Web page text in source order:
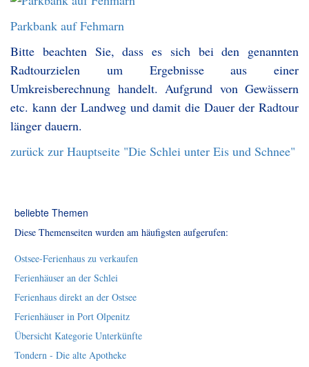
Parkbank auf Fehmarn
Bitte beachten Sie, dass es sich bei den genannten
Radtourzielen um Ergebnisse aus einer
Umkreisberechnung handelt. Aufgrund von Gewässern
etc. kann der Landweg und damit die Dauer der Radtour
länger dauern.
zurück zur Hauptseite "Die Schlei unter Eis und Schnee"
beliebte Themen
Diese Themenseiten wurden am häufigsten aufgerufen:
Ostsee-Ferienhaus zu verkaufen
Ferienhäuser an der Schlei
Ferienhaus direkt an der Ostsee
Ferienhäuser in Port Olpenitz
Übersicht Kategorie Unterkünfte
Tondern - Die alte Apotheke